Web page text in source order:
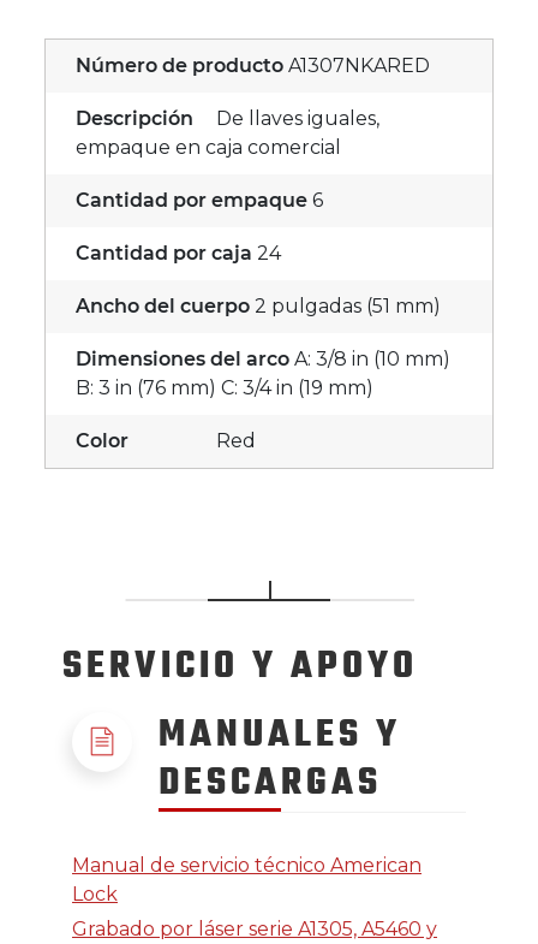
Número de producto A1307NKARED
Descripción
De llaves iguales,
empaque en caja comercial
Cantidad por empaque 6
Cantidad por caja 24
Ancho del cuerpo 2 pulgadas (51 mm)
Dimensiones del arco A: 3/8 in (10 mm)
B: 3 in (76 mm) C: 3/4 in (19 mm)
Color Red
SERVICIO Y APOYO
MANUALES Y
DESCARGAS
Manual de servicio técnico American
Lock
Grabado por láser serie A1305, A5460 y